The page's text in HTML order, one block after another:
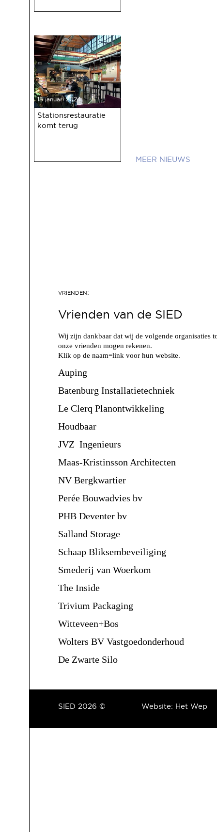
18 januari 2024
Stationsrestauratie
komt terug
NIEUWS
Vrienden van de SIED
Wij zijn dankbaar dat wij de volgende organisaties
onze vrienden mogen rekenen.
Klik op de naam=link voor hun website.
Auping
Batenburg Installatietechniek
Le Clerq Planontwikkeling
Houdbaar
JVZ Ingenieurs
Maas-Kristinsson Architecten
NV Bergkwartier
Perée Bouwadvies bv
PHB Deventer bv
Salland Storage
Schaap Bliksembeveiliging
Smederij van Woerkom
The Inside
Trivium Packaging
Witteveen+Bos
Wolters BV Vastgoedonderhoud
De Zwarte Silo
Website: Het Wep
SIED 2026 ©